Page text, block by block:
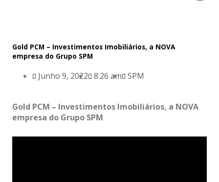
Gold PCM – Investimentos Imobiliários, a NOVA
empresa do Grupo SPM
Junho 9, 2022 8:26 am SPM
Gold PCM – Investimentos Imobiliários, a NOVA
empresa do Grupo SPM